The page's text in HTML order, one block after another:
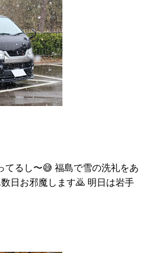
るし〜😅 福島で雪の洗礼をあ
日お邪魔します🙇 明日は岩手